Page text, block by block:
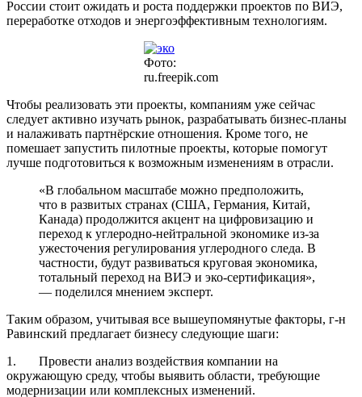
России стоит ожидать и роста поддержки проектов по ВИЭ,
переработке отходов и энергоэффективным технологиям.
Фото:
ru.freepik.com
Чтобы реализовать эти проекты, компаниям уже сейчас
следует активно изучать рынок, разрабатывать бизнес-планы
и налаживать партнёрские отношения. Кроме того, не
помешает запустить пилотные проекты, которые помогут
лучше подготовиться к возможным изменениям в отрасли.
«В глобальном масштабе можно предположить,
что в развитых странах (США, Германия, Китай,
Канада) продолжится акцент на цифровизацию и
переход к углеродно-нейтральной экономике из-за
ужесточения регулирования углеродного следа. В
частности, будут развиваться круговая экономика,
тотальный переход на ВИЭ и эко-сертификация»,
— поделился мнением эксперт.
Таким образом, учитывая все вышеупомянутые факторы, г-н
Равинский предлагает бизнесу следующие шаги:
1. Провести анализ воздействия компании на
окружающую среду, чтобы выявить области, требующие
модернизации или комплексных изменений.